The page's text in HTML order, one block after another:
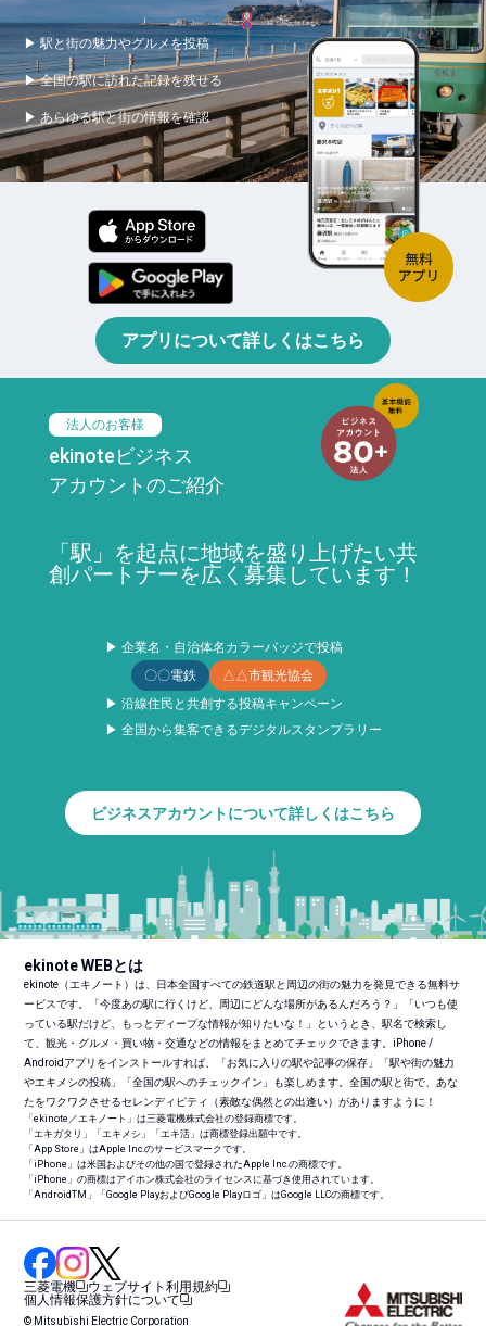
▶ 駅と街の魅力やグルメを投稿
▶ 全国の駅に訪れた記録を残せる
▶ あらゆる駅と街の情報を確認
アプリについて詳しくはこちら
法人のお客様
ekinoteビジネス
アカウントのご紹介
「駅」を起点に地域を盛り上げたい共
創パートナーを広く募集しています！
▶ 企業名・自治体名カラーバッジで投稿
〇〇電鉄
△△市観光協会
▶ 沿線住民と共創する投稿キャンペーン
▶ 全国から集客できるデジタルスタンプラリー
ビジネスアカウントについて詳しくはこちら
ekinote WEBとは
ekinote（エキノート）は、日本全国すべての鉄道駅と周辺の街の魅力を発見できる無料サ
ービスです。「今度あの駅に行くけど、周辺にどんな場所があるんだろう？」「いつも使
っている駅だけど、もっとディープな情報が知りたいな！」というとき、駅名で検索し
て、観光・グルメ・買い物・交通などの情報をまとめてチェックできます。iPhone /
Androidアプリをインストールすれば、「お気に入りの駅や記事の保存」「駅や街の魅力
やエキメシの投稿」「全国の駅へのチェックイン」も楽しめます。全国の駅と街で、あな
たをワクワクさせるセレンディピティ（素敵な偶然との出逢い）がありますように！
「ekinote／エキノート」は三菱電機株式会社の登録商標です。
「エキガタリ」「エキメシ」「エキ活」は商標登録出願中です。
「App Store」はApple Inc.のサービスマークです。
「iPhone」は米国およびその他の国で登録されたApple Inc.の商標です。
「iPhone」の商標はアイホン株式会社のライセンスに基づき使用されています。
「AndroidTM 」「Google PlayおよびGoogle Playロゴ」はGoogle LLCの商標です。
三菱電機
ウェブサイト利用規約
個人情報保護方針について
© Mitsubishi Electric Corporation